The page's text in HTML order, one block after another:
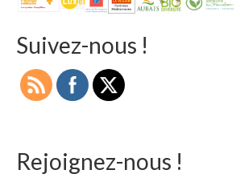
Presse
Adhérer
LE WATT CITOYEN
Suivez-nous !
Rejoignez-nous !